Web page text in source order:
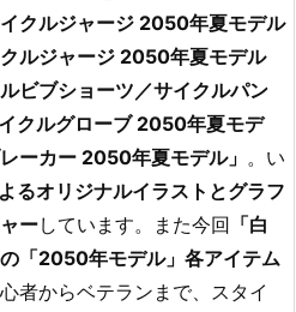
クルジャージ 2050年夏モデル
ルジャージ 2050年夏モデル
ビブショーツ／サイクルパン
クルグローブ 2050年夏モデ
ーカー 2050年夏モデル」 。い
るオリジナルイラストとグラフ
ーしています。また今回 「白
「2050年モデル」各アイテム
者からベテランまで、スタイ